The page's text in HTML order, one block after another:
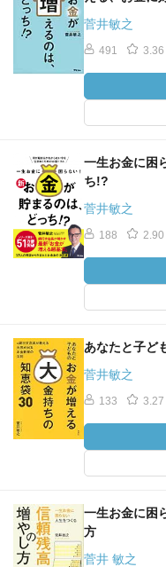
菅井敏之
491 3.36
一生お金に困
ち!?
菅井敏之
188 2.90
あなたと子ど
菅井敏之
133 3.27
一生お金に困
方
菅井 敏之